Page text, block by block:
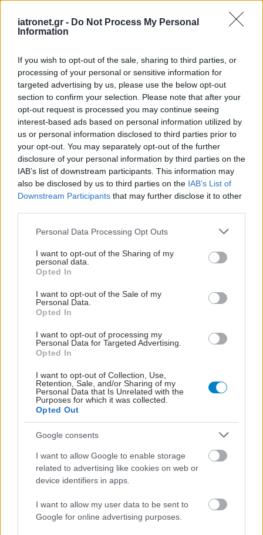
iatronet.gr - Do Not Process My Personal
Information
If you wish to opt-out of the sale, sharing to third parties, or
processing of your personal or sensitive information for
targeted advertising by us, please use the below opt-out
section to confirm your selection. Please note that after your
opt-out request is processed you may continue seeing
interest-based ads based on personal information utilized by
us or personal information disclosed to third parties prior to
your opt-out. You may separately opt-out of the further
disclosure of your personal information by third parties on the
IAB’s list of downstream participants. This information may
also be disclosed by us to third parties on the IAB’s List of
Downstream Participants that may further disclose it to other
Please note that this website/app uses one or more Google
not limited to your visit or usage behaviour. You may click to
grant or deny consent to Google and its third-party tags to
use your data for below specified purposes in below Google
consent section.
Personal Data Processing Opt Outs
I want to opt-out of the Sharing of my
personal data.
Opted In
I want to opt-out of the Sale of my
Personal Data.
Opted In
I want to opt-out of processing my
Personal Data for Targeted Advertising.
Opted In
I want to opt-out of Collection, Use,
Retention, Sale, and/or Sharing of my
Personal Data that Is Unrelated with the
Purposes for which it was collected.
Opted Out
Google consents
I want to allow Google to enable storage
related to advertising like cookies on web or
device identifiers in apps.
I want to allow my user data to be sent to
Google for online advertising purposes.
«Η διατήρηση της σωστής θερμοκρασίας είναι μια
πρόκληση για όλους και ειδικά για αυτούς τους
να το κάνει από μόνο του έγκειται στη λήψη
πρόσθετων μέτρων που βοηθούν, όπως η καλή
ενυδάτωση με παγωμένο νερό, η παραμονή σε
κλιματιζόμενους χώρους και τα συχνά δροσερά
Όσοι εμφανίζουν δε δυσανεξία στη θερμότητα και
δεν έχουν εξετάσει τον θυρεοειδή τους, να το
κάνουν το συντομότερο, γιατί ο καλά ρυθμισμένος
ασθενών», καταλήγει ο Καθηγητής Δημήτρης
Ειδήσεις υγείας σήμερα
Φρούτα, σακχαρώδης διαβήτης και καλοκαίρι
Αδ. Γεωργιάδης στη Ρόδο: ''Σε ενάμιση χρόνο, το
νοσοκομείο θα είναι καινούργιο''- 'Αμεσα μέτρα
για την αντιμετώπιση των σοβαρών ελλείψεων
προσωπικού
Θυρεοειδής